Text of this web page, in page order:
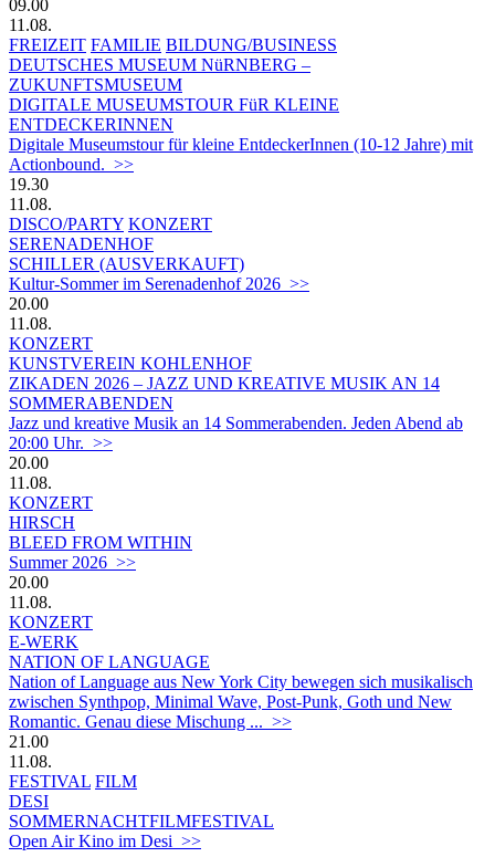
09.00
11.08.
FREIZEIT FAMILIE BILDUNG/BUSINESS
DEUTSCHES MUSEUM NüRNBERG –
ZUKUNFTSMUSEUM
DIGITALE MUSEUMSTOUR FüR KLEINE
ENTDECKERINNEN
Digitale Museumstour für kleine EntdeckerInnen (10-12 Jahre) mit
Actionbound. >>
19.30
11.08.
DISCO/PARTY KONZERT
SERENADENHOF
SCHILLER (AUSVERKAUFT)
Kultur-Sommer im Serenadenhof 2026 >>
20.00
11.08.
KONZERT
KUNSTVEREIN KOHLENHOF
ZIKADEN 2026 – JAZZ UND KREATIVE MUSIK AN 14
SOMMERABENDEN
Jazz und kreative Musik an 14 Sommerabenden. Jeden Abend ab
20:00 Uhr. >>
20.00
11.08.
KONZERT
HIRSCH
BLEED FROM WITHIN
Summer 2026 >>
20.00
11.08.
KONZERT
E-WERK
NATION OF LANGUAGE
Nation of Language aus New York City bewegen sich musikalisch
zwischen Synthpop, Minimal Wave, Post-Punk, Goth und New
Romantic. Genau diese Mischung ... >>
21.00
11.08.
FESTIVAL FILM
DESI
SOMMERNACHTFILMFESTIVAL
Open Air Kino im Desi >>